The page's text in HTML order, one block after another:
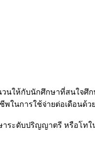
ห้กับนักศึกษาที่สนใจศึ
พในการใช้จ่ายต่อเดือนด้ว
บปริญญาตรี หรือโทในส